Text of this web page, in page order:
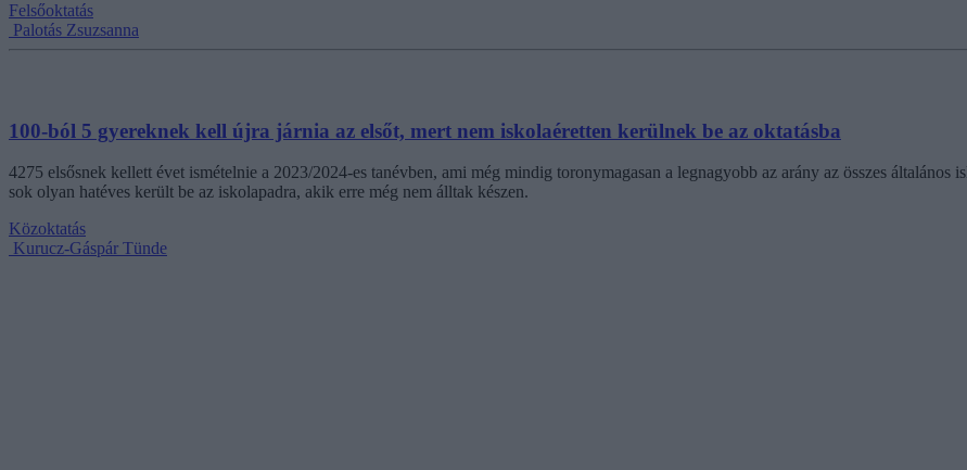
Felsőoktatás
Palotás Zsuzsanna
100-ból 5 gyereknek kell újra járnia az elsőt, mert nem iskolaéretten kerülnek be az oktatásba
4275 elsősnek kellett évet ismételnie a 2023/2024-es tanévben, ami még mindig toronymagasan a legnagyobb az arány az összes
sok olyan hatéves került be az iskolapadra, akik erre még nem álltak készen.
Közoktatás
Kurucz-Gáspár Tünde